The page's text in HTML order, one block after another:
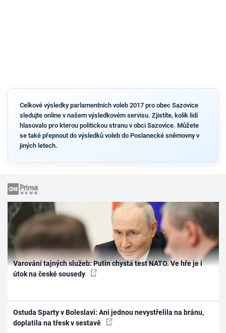
Celkové výsledky parlamentních voleb 2017 pro obec Sazovice
sledujte online v našem výsledkovém servisu. Zjistíte, kolik lidí
hlasovalo pro kterou politickou stranu v obci Sazovice. Můžete
se také přepnout do výsledků voleb do Poslanecké sněmovny v
jiných letech.
Varování tajných služeb: Putin chystá test NATO. Ve hře je i
útok na české sousedy
Ostuda Sparty v Boleslavi: Ani jednou nevystřelila na bránu,
doplatila na třesk v sestavě